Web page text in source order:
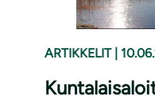
ARTIKKELIT